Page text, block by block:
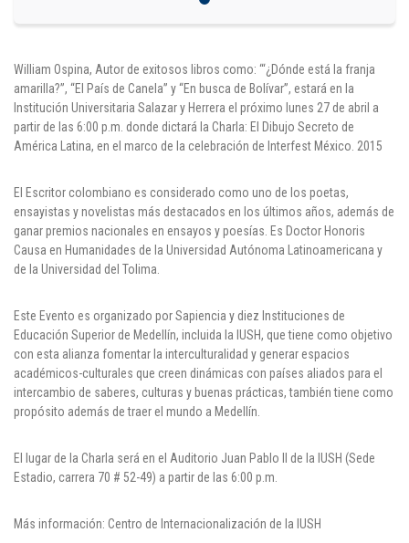
William Ospina, Autor de exitosos libros como: “‘¿Dónde está la franja
amarilla?”, “El País de Canela” y “En busca de Bolívar”, estará en la
Institución Universitaria Salazar y Herrera el próximo lunes 27 de abril a
partir de las 6:00 p.m. donde dictará la Charla: El Dibujo Secreto de
América Latina, en el marco de la celebración de Interfest México. 2015
El Escritor colombiano es considerado como uno de los poetas,
ensayistas y novelistas más destacados en los últimos años, además de
ganar premios nacionales en ensayos y poesías. Es Doctor Honoris
Causa en Humanidades de la Universidad Autónoma Latinoamericana y
de la Universidad del Tolima.
Este Evento es organizado por Sapiencia y diez Instituciones de
Educación Superior de Medellín, incluida la IUSH, que tiene como objetivo
con esta alianza fomentar la interculturalidad y generar espacios
académicos-culturales que creen dinámicas con países aliados para el
intercambio de saberes, culturas y buenas prácticas, también tiene como
propósito además de traer el mundo a Medellín.
El lugar de la Charla será en el Auditorio Juan Pablo II de la IUSH (Sede
Estadio, carrera 70 # 52-49) a partir de las 6:00 p.m.
Más información: Centro de Internacionalización de la IUSH
Puntos de pago
Empleo
Comunícate con nosotros
Campus Estadio: CR 70 # 52-49
(+57) (4) 4 600 700
Medellín - Colombia - Suramérica
Inscripciones permanentes